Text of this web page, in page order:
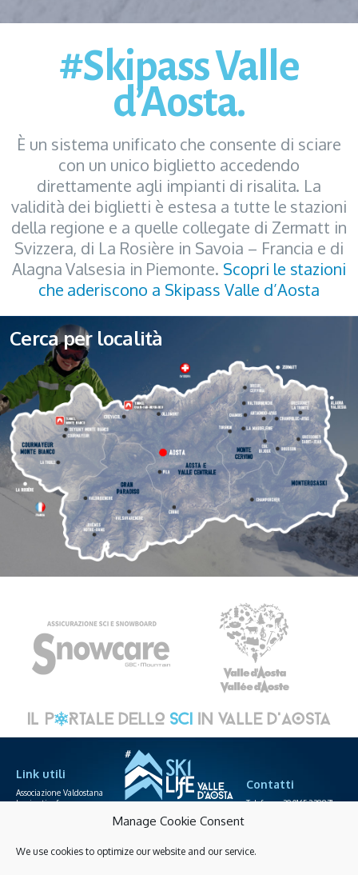
Manage Cookie Consent
We use cookies to optimize our website and our service.
#Skipass Valle
d’Aosta.
È un sistema unificato che consente di sciare
con un unico biglietto accedendo
direttamente agli impianti di risalita. La
validità dei biglietti è estesa a tutte le stazioni
della regione e a quelle collegate di Zermatt in
Svizzera, di La Rosière in Savoia – Francia e di
Alagna Valsesia in Piemonte. Scopri le stazioni
che aderiscono a Skipass Valle d’Aosta
Cerca per località
Link utili
Associazione Valdostana
Impianti a fune
Contatti
Telefono +39.0165.238871